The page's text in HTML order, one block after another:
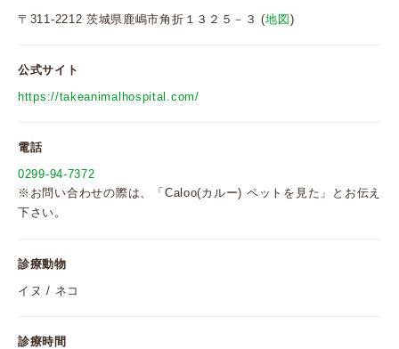
〒311-2212 茨城県鹿嶋市角折１３２５－３ (地図 )
公式サイト
https://takeanimalhospital.com/
電話
0299-94-7372
※お問い合わせの際は、「Caloo(カルー) ペットを見た」とお伝え
下さい。
診療動物
イヌ / ネコ
診療時間